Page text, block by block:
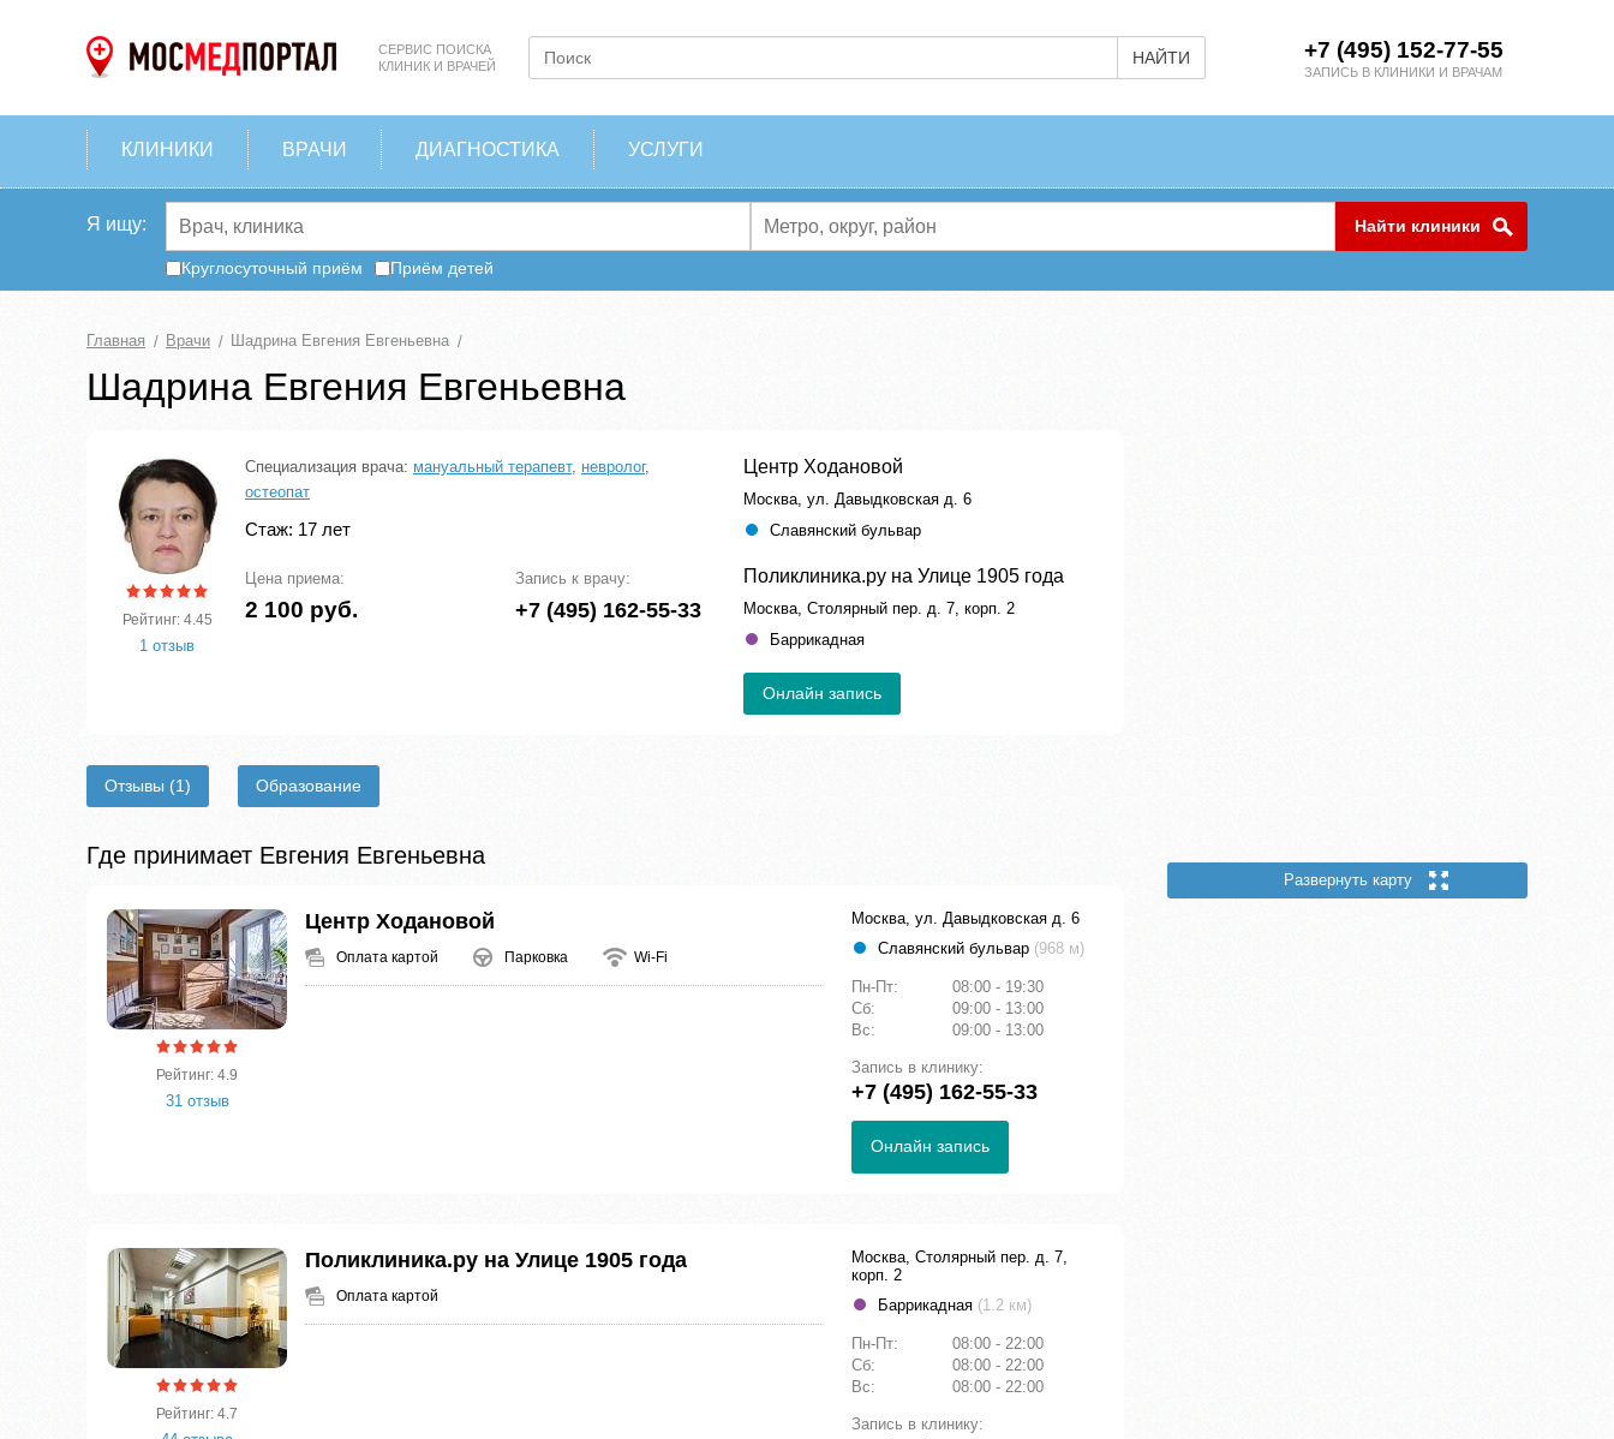
СЕРВИС ПОИСКА
КЛИНИК И ВРАЧЕЙ
НАЙТИ +7 (495) 152-77-55
ЗАПИСЬ В КЛИНИКИ И ВРАЧАМ
КЛИНИКИ ВРАЧИ ДИАГНОСТИКА УСЛУГИ
Я ищу: Найти клиники
Круглосуточный приём Приём детей
Главная Врачи Шадрина Евгения Евгеньевна
Шадрина Евгения Евгеньевна
Рейтинг: 4.45
1 отзыв
Специализация врача: мануальный терапевт, невролог,
остеопат
Стаж: 17 лет
Цена приема:
2 100 руб.
Запись к врачу:
+7 (495) 162-55-33
Центр Ходановой
Москва, ул. Давыдковская д. 6
Славянский бульвар
Поликлиника.ру на Улице 1905 года
Москва, Столярный пер. д. 7, корп. 2
Баррикадная
Онлайн запись
Отзывы (1) Образование
Где принимает Евгения Евгеньевна
Рейтинг: 4.9
31 отзыв
Центр Ходановой
Оплата картой Парковка Wi-Fi
Москва, ул. Давыдковская д. 6
Славянский бульвар (968 м)
Пн-Пт:
08:00 - 19:30
Сб:
09:00 - 13:00
Вс:
09:00 - 13:00
Запись в клинику:
+7 (495) 162-55-33
Онлайн запись
Рейтинг: 4.7
Поликлиника.ру на Улице 1905 года
Оплата картой
Москва, Столярный пер. д. 7,
корп. 2
Баррикадная (1.2 км)
Пн-Пт:
08:00 - 22:00
Сб:
08:00 - 22:00
Вс:
08:00 - 22:00
Запись в клинику:
Развернуть карту